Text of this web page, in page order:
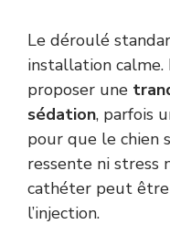
Le déroulé
installation
proposer une
sédation, parfois
pour que le chien
ressente ni stress
cathéter peut
l’injection.